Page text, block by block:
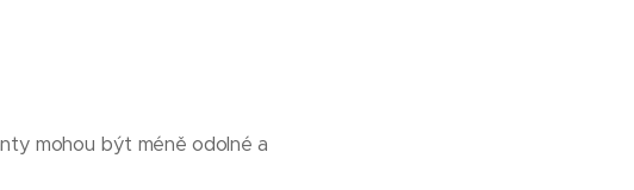
mohou být méně odolné a